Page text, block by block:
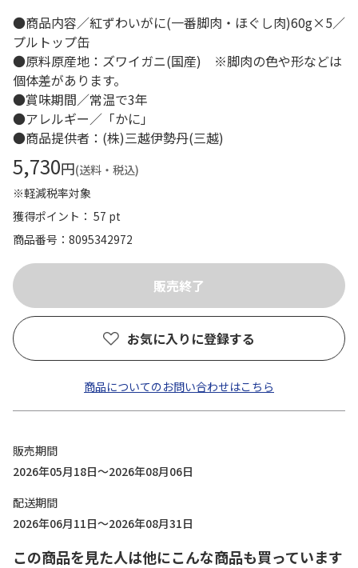
●商品内容／紅ずわいがに(一番脚肉・ほぐし肉)60g×5／
プルトップ缶
●原料原産地：ズワイガニ(国産) ※脚肉の色や形などは
個体差があります。
●賞味期間／常温で3年
●アレルギー／「かに」
●商品提供者：(株)三越伊勢丹(三越)
5,730円(送料・税込)
※軽減税率対象
獲得ポイント： 57 pt
商品番号
8095342972
お気に入りに登録する
商品についてのお問い合わせはこちら
販売期間
2026年05月18日～2026年08月06日
配送期間
2026年06月11日～2026年08月31日
この商品を見た人は他にこんな商品も買っています